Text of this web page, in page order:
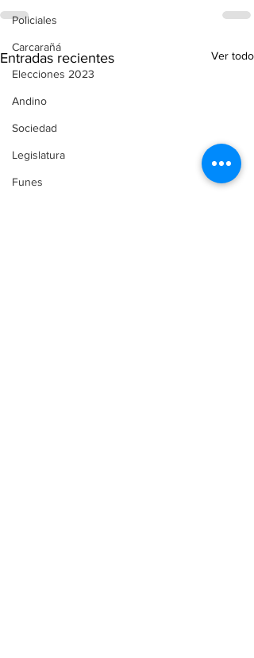
Policiales
Carcarañá
Elecciones 2023
Andino
Sociedad
Legislatura
Funes
Entradas recientes Ver todo